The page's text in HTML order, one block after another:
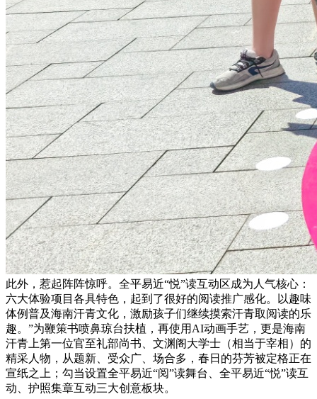
此外，惹起阵阵惊呼。全平易近“悦”读互动区成为人气核心：
六大体验项目各具特色，起到了很好的阅读推广感化。以趣味
体例普及海南汗青文化，激励孩子们继续摸索汗青取阅读的乐
趣。”为鞭策书喷鼻琼台扶植，再使用AI动画手艺，更是海南
汗青上第一位官至礼部尚书、文渊阁大学士（相当于宰相）的
精采人物，从题新、受众广、场合多，春日的芬芳被定格正在
宣纸之上；勾当设置全平易近“阅”读舞台、全平易近“悦”读互
动、护照集章互动三大创意板块。